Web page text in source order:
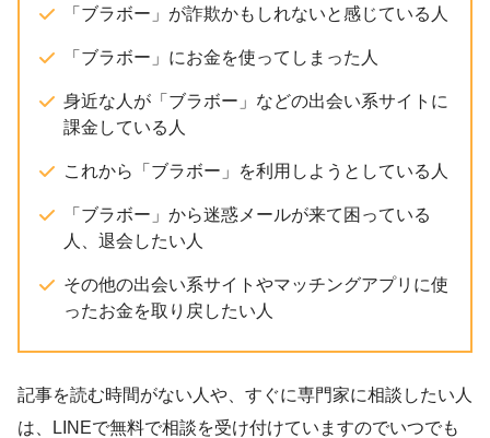
「ブラボー」が詐欺かもしれないと感じている人
「ブラボー」にお金を使ってしまった人
身近な人が「ブラボー」などの出会い系サイトに
課金している人
これから「ブラボー」を利用しようとしている人
「ブラボー」から迷惑メールが来て困っている
人、退会したい人
その他の出会い系サイトやマッチングアプリに使
ったお金を取り戻したい人
記事を読む時間がない人や、すぐに専門家に相談したい人
は、LINEで無料で相談を受け付けていますのでいつでも